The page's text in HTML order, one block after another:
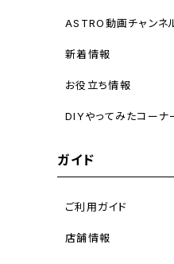
ASTRO動画チャンネ
新着情報
お役立ち情報
DIYやってみたコーナ
ガイド
ご利用ガイド
店舗情報